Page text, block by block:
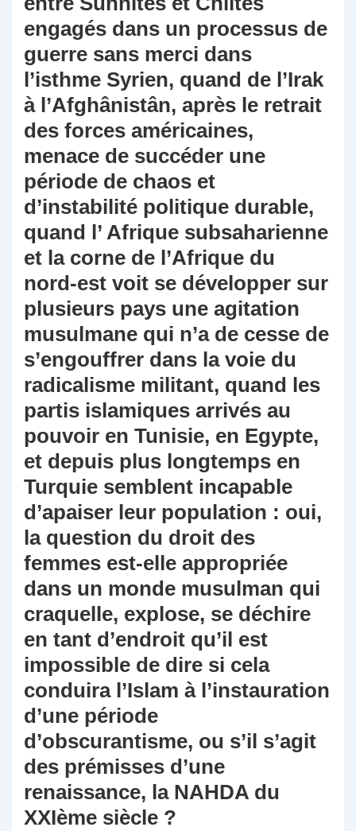
engagés dans un processus de
guerre sans merci dans
l’isthme Syrien, quand de l’Irak
à l’Afghânistân, après le retrait
des forces américaines,
menace de succéder une
période de chaos et
d’instabilité politique durable,
quand l’ Afrique subsaharienne
et la corne de l’Afrique du
nord-est voit se développer sur
plusieurs pays une agitation
musulmane qui n’a de cesse de
s’engouffrer dans la voie du
radicalisme militant, quand les
partis islamiques arrivés au
pouvoir en Tunisie, en Egypte,
et depuis plus longtemps en
Turquie semblent incapable
d’apaiser leur population : oui,
la question du droit des
femmes est-elle appropriée
dans un monde musulman qui
craquelle, explose, se déchire
en tant d’endroit qu’il est
impossible de dire si cela
conduira l’Islam à l’instauration
d’une période
d’obscurantisme, ou s’il s’agit
des prémisses d’une
renaissance, la NAHDA du
XXIème siècle ?